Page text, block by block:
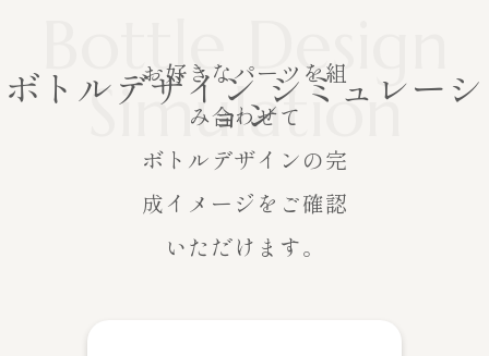
Bottle Design
Simulation
ボトルデザインシミュレーシ
ョン
お好きなパーツを組
み合わせて
ボトルデザインの完
成イメージを ご確認
いただけます。